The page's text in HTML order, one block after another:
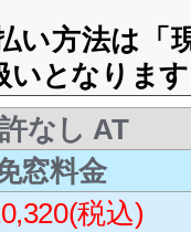
い方法は「
いとなりま
なし AT
窓料金
税込)